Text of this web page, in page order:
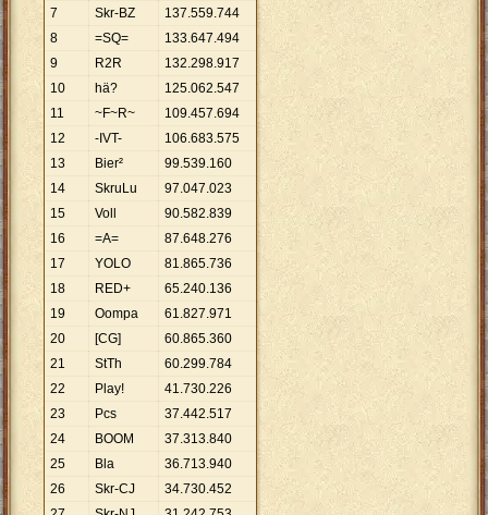
7
Skr-BZ 137.559.744
8
=SQ= 133.647.494
9
R2R 132.298.917
10
hä? 125.062.547
11
~F~R~ 109.457.694
12
-IVT- 106.683.575
13
Bier² 99.539.160
14
SkruLu 97.047.023
15
Voll 90.582.839
16
=A= 87.648.276
17
YOLO 81.865.736
18
RED+ 65.240.136
19
Oompa 61.827.971
20
[CG] 60.865.360
21
StTh 60.299.784
22
Play! 41.730.226
23
Pcs 37.442.517
24
BOOM 37.313.840
25
Bla 36.713.940
26
Skr-CJ 34.730.452